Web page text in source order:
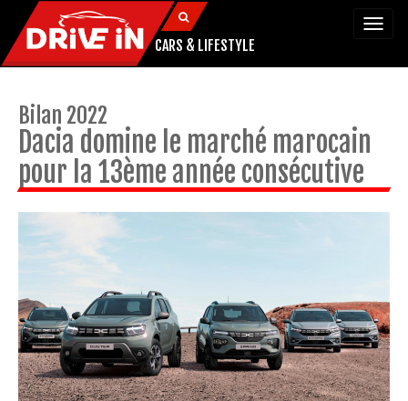
CARS & LIFESTYLE
Bilan 2022
Dacia domine le marché marocain
pour la 13ème année consécutive